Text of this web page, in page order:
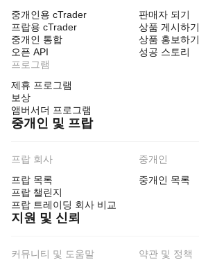
중개인용 cTrader
프랍용 cTrader
중개인 통합
오픈 API
판매자 되기
상품 게시하기
상품 홍보하기
성공 스토리
프로그램
제휴 프로그램
보상
앰버서더 프로그램
중개인 및 프랍
프랍 회사
프랍 목록
프랍 챌린지
프랍 트레이딩 회사 비교
중개인
중개인 목록
지원 및 신뢰
커뮤니티 및 도움말
약관 및 정책